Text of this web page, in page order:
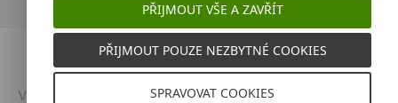
Dvojklik.cz
Vytvořeno v | © 2026 | Všechna práva
PŘIJMOUT VŠE A ZAVŘÍT
PŘIJMOUT POUZE NEZBYTNÉ COOKIES
SPRAVOVAT COOKIES